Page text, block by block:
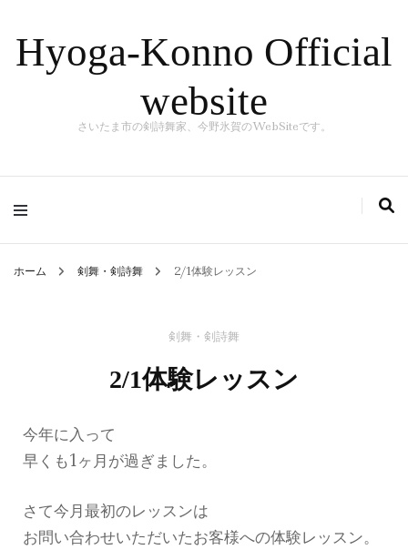
Hyoga-Konno Official
website
さいたま市の剣詩舞家、今野氷賀のWebSiteです。
ホーム 剣舞・剣詩舞 2/1体験レッスン
剣舞・剣詩舞
2/1体験レッスン
今年に入って
早くも1ヶ月が過ぎました。
さて今月最初のレッスンは
お問い合わせいただいたお客様への体験レッスン。